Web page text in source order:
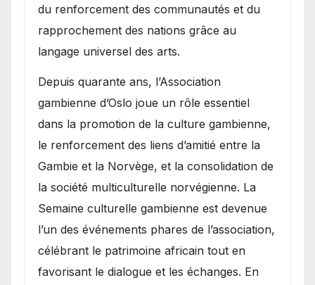
du renforcement des communautés et du
rapprochement des nations grâce au
langage universel des arts.
​Depuis quarante ans, l’Association
gambienne d’Oslo joue un rôle essentiel
dans la promotion de la culture gambienne,
le renforcement des liens d’amitié entre la
Gambie et la Norvège, et la consolidation de
la société multiculturelle norvégienne. La
Semaine culturelle gambienne est devenue
l’un des événements phares de l’association,
célébrant le patrimoine africain tout en
favorisant le dialogue et les échanges. En